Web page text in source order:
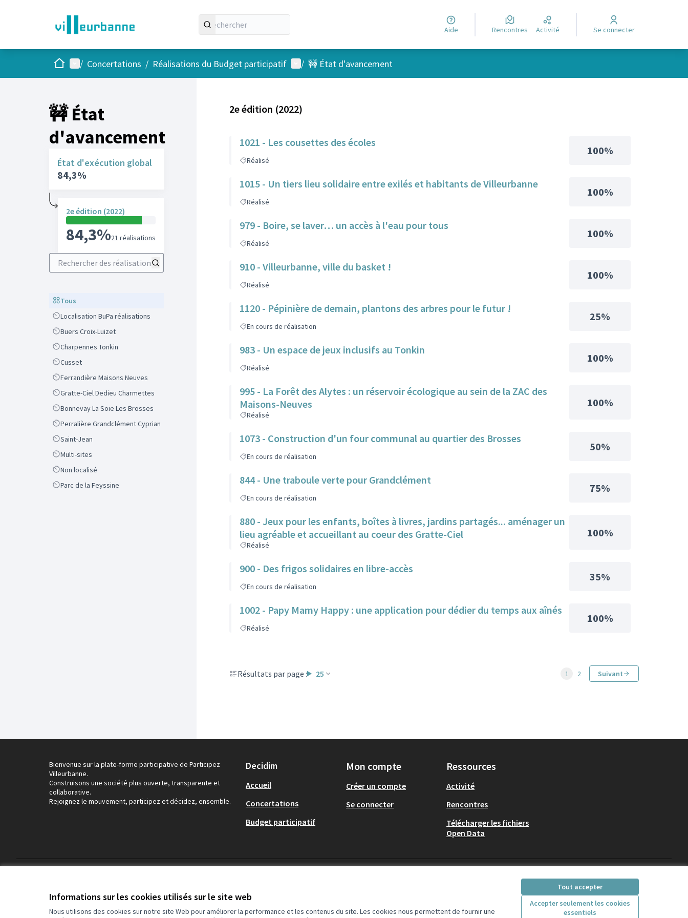
Informations sur les cookies utilisés sur le site web
Nous utilisons des cookies sur notre site Web pour améliorer la performance et les contenus du site. Les cookies nous permettent de fournir une
Tout accepter
Accepter seulement les cookies
essentiels
Aide Rencontres Activité Se connecter
AccueilMenu principal
/ Concertations / Réalisations du Budget participatif Menu utilisateur
/ 🚧 État d'avancement
🚧 État
d'avancement
État d'exécution global
84,3%
2e édition (2022)
84,3%21 réalisations
Rechercher des réalisations
ScopeTous
ScopeLocalisation BuPa réalisations
ScopeBuers Croix-Luizet
ScopeCharpennes Tonkin
ScopeCusset
ScopeFerrandière Maisons Neuves
ScopeGratte-Ciel Dedieu Charmettes
ScopeBonnevay La Soie Les Brosses
ScopePerralière Grandclément Cyprian
ScopeSaint-Jean
ScopeMulti-sites
ScopeNon localisé
ScopeParc de la Feyssine
2e édition (2022)
1021 - Les cousettes des écoles
Réalisé
100%
1015 - Un tiers lieu solidaire entre exilés et habitants de Villeurbanne
Réalisé
100%
979 - Boire, se laver… un accès à l'eau pour tous
Réalisé
100%
910 - Villeurbanne, ville du basket !
Réalisé
100%
1120 - Pépinière de demain, plantons des arbres pour le futur !
En cours de réalisation
25%
983 - Un espace de jeux inclusifs au Tonkin
Réalisé
100%
995 - La Forêt des Alytes : un réservoir écologique au sein de la ZAC des
Maisons-Neuves
Réalisé
100%
1073 - Construction d'un four communal au quartier des Brosses
En cours de réalisation
50%
844 - Une traboule verte pour Grandclément
En cours de réalisation
75%
880 - Jeux pour les enfants, boîtes à livres, jardins partagés... aménager un
lieu agréable et accueillant au coeur des Gratte-Ciel
Réalisé
100%
900 - Des frigos solidaires en libre-accès
En cours de réalisation
35%
1002 - Papy Mamy Happy : une application pour dédier du temps aux aînés
Réalisé
100%
Résultats par page : 25 1 2 Suivant
Bienvenue sur la plate-forme participative de Participez
Villeurbanne.
Construisons une société plus ouverte, transparente et
collaborative.
Rejoignez le mouvement, participez et décidez, ensemble.
Decidim
Accueil
Concertations
Budget participatif
Mon compte
Créer un compte
Se connecter
Ressources
Activité
Rencontres
Télécharger les fichiers
Open Data
(Lien externe)
(Lien externe)(Lien externe)(Lien externe)